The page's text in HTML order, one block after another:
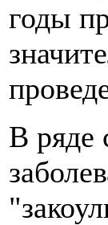
годы
В ряде